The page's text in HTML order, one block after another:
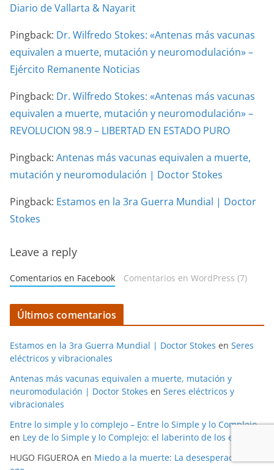
Diario de Vallarta & Nayarit
Pingback: Dr. Wilfredo Stokes: «Antenas más vacunas
equivalen a muerte, mutación y neuromodulación» –
Ejército Remanente Noticias
Pingback: Dr. Wilfredo Stokes: «Antenas más vacunas
equivalen a muerte, mutación y neuromodulación» –
REVOLUCION 98.9 – LIBERTAD EN ESTADO PURO
Pingback: Antenas más vacunas equivalen a muerte,
mutación y neuromodulación | Doctor Stokes
Pingback: Estamos en la 3ra Guerra Mundial | Doctor
Stokes
Leave a reply
Comentarios en Facebook Comentarios en WordPress (7)
Últimos comentarios
Estamos en la 3ra Guerra Mundial | Doctor Stokes en Seres
eléctricos y vibracionales
Antenas más vacunas equivalen a muerte, mutación y
neuromodulación | Doctor Stokes en Seres eléctricos y
vibracionales
Entre lo simple y lo complejo – Entre lo Simple y lo Complejo
en Ley de lo Simple y lo Complejo: el laberinto de los espejos
HUGO FIGUEROA en Miedo a la muerte: La desesperación del